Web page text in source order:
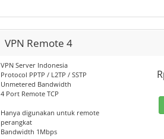
VPN Remote 4
VPN Server Indonesia
Protocol PPTP / L2TP / SSTP
Unmetered Bandwidth
4 Port Remote TCP
Hanya digunakan untuk remote
perangkat
Bandwidth 1Mbps